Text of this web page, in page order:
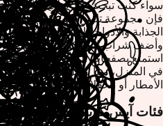
سواء كنت تبحث عن فترة إبداعية
فإن مجموعة تلوين آيس كريم
الجذابة والأدوات الإبداعية
وأضف شراب الشوكولاتة، وأضف
استمتع بصفحات التلوين القابلة
في المنزل، مما يجعل هذه الألعاب
الأمطار أو الحفلات أو وقت الإبداع
فئات آيس كريم سندويتش